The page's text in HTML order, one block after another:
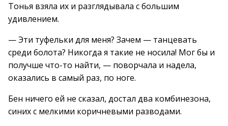
Тонья взяла их и разглядывала с большим
удивлением.
— Эти туфельки для меня? Зачем — танцевать
среди болота? Никогда я такие не носила! Мог бы и
получше что-то найти, — поворчала и надела,
оказались в самый раз, по ноге.
Бен ничего ей не сказал, достал два комбинезона,
синих с мелкими коричневыми разводами.